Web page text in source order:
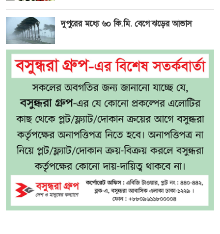
দুপুরের মধ্যে ৬০ কি.মি. বেগে ঝড়ের আভাস